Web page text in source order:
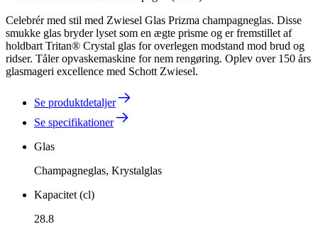
Celebrér med stil med Zwiesel Glas Prizma champagneglas. Disse
smukke glas bryder lyset som en ægte prisme og er fremstillet af
holdbart Tritan® Crystal glas for overlegen modstand mod brud og
ridser. Tåler opvaskemaskine for nem rengøring. Oplev over 150 års
glasmageri excellence med Schott Zwiesel.
Se produktdetaljer
Se specifikationer
Glas
Champagneglas, Krystalglas
Kapacitet (cl)
28.8